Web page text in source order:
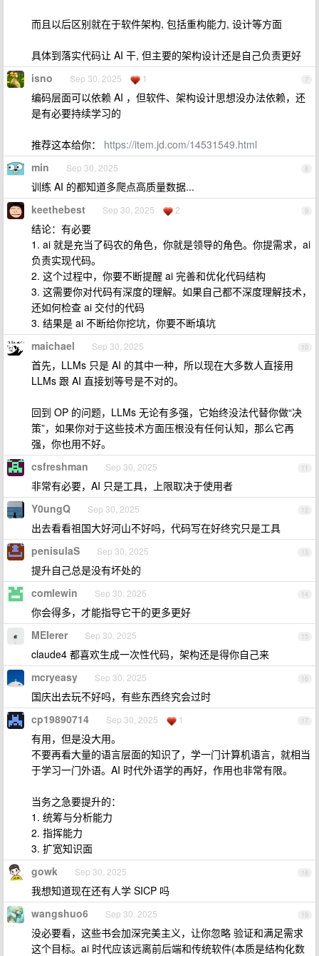
而且以后区别就在于软件架构, 包括重构能力, 设计等方面
具体到落实代码让 AI 干, 但主要的架构设计还是自己负责更好
7
isno Sep 30, 2025 1
编码层面可以依赖 AI ，但软件、架构设计思想没办法依赖，还
是有必要持续学习的
推荐这本给你： https://item.jd.com/14531549.html
8
min Sep 30, 2025
训练 AI 的都知道多爬点高质量数据...
9
keethebest Sep 30, 2025 2
结论：有必要
1. ai 就是充当了码农的角色，你就是领导的角色。你提需求，ai
负责实现代码。
2. 这个过程中，你要不断提醒 ai 完善和优化代码结构
3. 这需要你对代码有深度的理解。如果自己都不深度理解技术，
还如何检查 ai 交付的代码
3. 结果是 ai 不断给你挖坑，你要不断填坑
10
maichael Sep 30, 2025
首先，LLMs 只是 AI 的其中一种，所以现在大多数人直接用
LLMs 跟 AI 直接划等号是不对的。
回到 OP 的问题，LLMs 无论有多强，它始终没法代替你做“决
策”，如果你对于这些技术方面压根没有任何认知，那么它再
强，你也用不好。
11
csfreshman Sep 30, 2025
非常有必要，AI 只是工具，上限取决于使用者
12
Y0ungQ Sep 30, 2025
出去看看祖国大好河山不好吗，代码写在好终究只是工具
13
penisulaS Sep 30, 2025
提升自己总是没有坏处的
14
comlewin Sep 30, 2025
你会得多，才能指导它干的更多更好
15
MEIerer Sep 30, 2025
claude4 都喜欢生成一次性代码，架构还是得你自己来
16
mcryeasy Sep 30, 2025
国庆出去玩不好吗，有些东西终究会过时
17
cp19890714 Sep 30, 2025 1
有用，但是没大用。
不要再看大量的语言层面的知识了，学一门计算机语言，就相当
于学习一门外语。AI 时代外语学的再好，作用也非常有限。
当务之急要提升的：
1. 统筹与分析能力
2. 指挥能力
3. 扩宽知识面
18
gowk Sep 30, 2025
我想知道现在还有人学 SICP 吗
19
wangshuo6 Sep 30, 2025
没必要看，这些书会加深完美主义，让你忽略 验证和满足需求
这个目标。ai 时代应该远离前后端和传统软件(本质是结构化数